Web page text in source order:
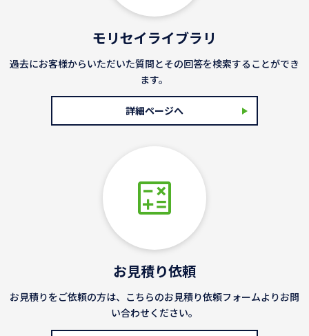
モリセイライブラリ
過去にお客様からいただいた質問とその回答を検索することができ
ます。
詳細ページへ
お見積り依頼
お見積りをご依頼の方は、こちらのお見積り依頼フォームよりお問
い合わせください。